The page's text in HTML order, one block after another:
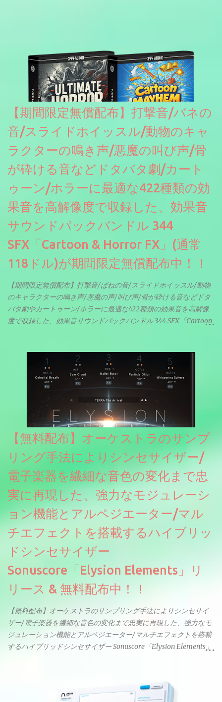
【期間限定無償配布】打撃音/バネの
音/スライドホイッスル/動物のキャ
ラクターの鳴き声/悪魔の叫び声/骨
が砕ける音などドタバタ劇/カート
ゥーン/ホラーに最適な422種類の効
果音を高解像度で収録した、効果音
サウンドパックバンドル 344
SFX「Cartoon & Horror FX」(通常
118ドル)が期間限定無償配布中！！
【期間限定無償配布】打撃音/ばねの音/スライドホイッスル/動物
のキャラクターの鳴き声/悪魔の声/叫び声/骨が砕ける音などドタ
バタ劇やカートゥーン/ホラーに最適な422種類の効果音を高解像
度で収録した、効果音サウンドパックバンドル 344 SFX「Cartoon
【無料配布】オーケストラのサンプ
リング手法によりシンセサイザー/
電子楽器を繊細な音色の変化まで忠
実に再現した、強力なモジュレーシ
ョン機能とアルペジエーター/マル
チエフェクトを搭載するハイブリッ
ドシンセサイザー
Sonuscore「Elysion Elements」リ
リース & 無料配布中！！
【無料配布】オーケストラのサンプリング手法によりシンセサイ
ザー/電子楽器を繊細な音色の変化まで忠実に再現した、強力なモ
ジュレーション機能とアルペジエーター/マルチエフェクトを搭載
するハイブリッドシンセサイザー Sonuscore「Elysion Elements」
えるようになっています。総容量も7GBを超えます。複数の設定に
より音色が作りこまれているため、あらかじめアルペジオがプロ